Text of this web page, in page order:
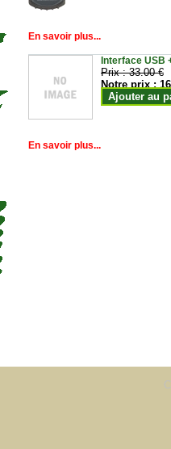
En savoir plus...
Interface USB
Prix :33.00 €
Notre prix :
Ajouter au
En savoir plus...